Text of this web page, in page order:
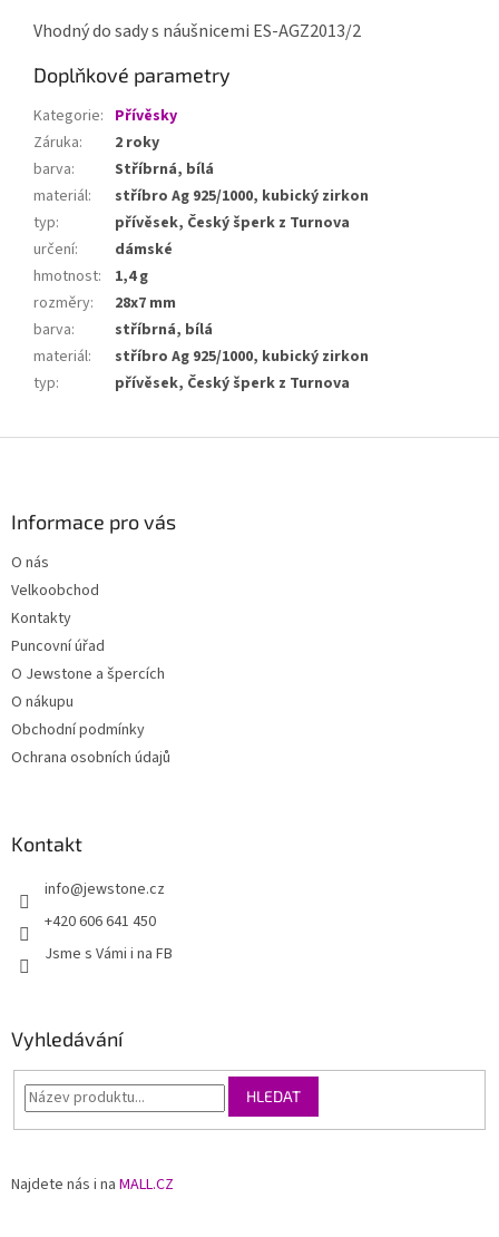
Vhodný do sady s náušnicemi ES-AGZ2013/2
Doplňkové parametry
Kategorie: Přívěsky
Záruka:
2 roky
barva:
Stříbrná, bílá
materiál:
stříbro Ag 925/1000, kubický zirkon
typ:
přívěsek, Český šperk z Turnova
určení:
dámské
hmotnost:
1,4 g
rozměry:
28x7 mm
barva:
stříbrná, bílá
materiál:
stříbro Ag 925/1000, kubický zirkon
typ: přívěsek, Český šperk z Turnova
Informace pro vás
O nás
Velkoobchod
Kontakty
Puncovní úřad
O Jewstone a špercích
O nákupu
Obchodní podmínky
Ochrana osobních údajů
Kontakt
info@jewstone.cz
+420 606 641 450
Jsme s Vámi i na FB
Vyhledávání
HLEDAT
Najdete nás i na MALL.CZ